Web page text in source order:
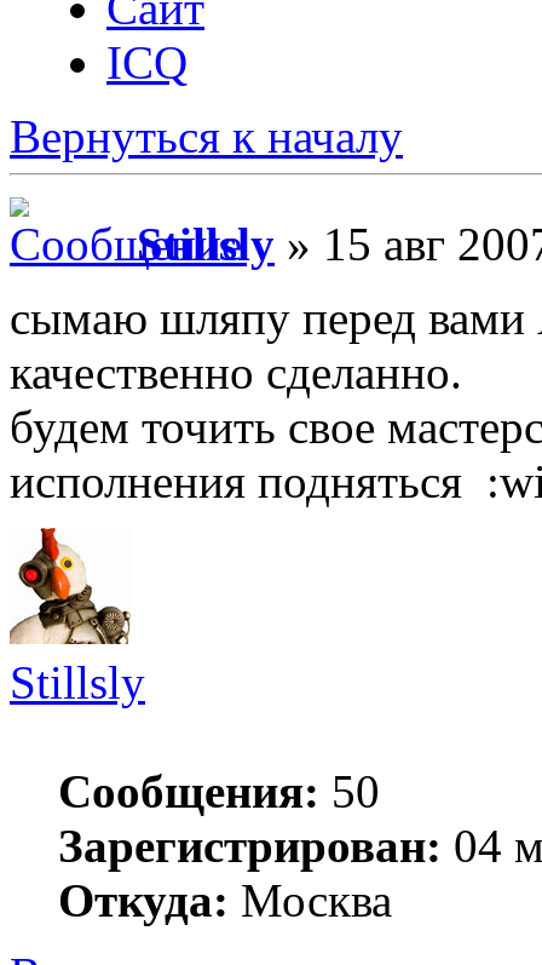
ICQ
Вернуться к началу
Stillsly » 15 авг
сымаю шляпу перед вами
качественно сделанно.
будем точить свое
исполнения подняться
Stillsly
Сообщения: 50
Зарегистрирован: 04
Откуда: Москва